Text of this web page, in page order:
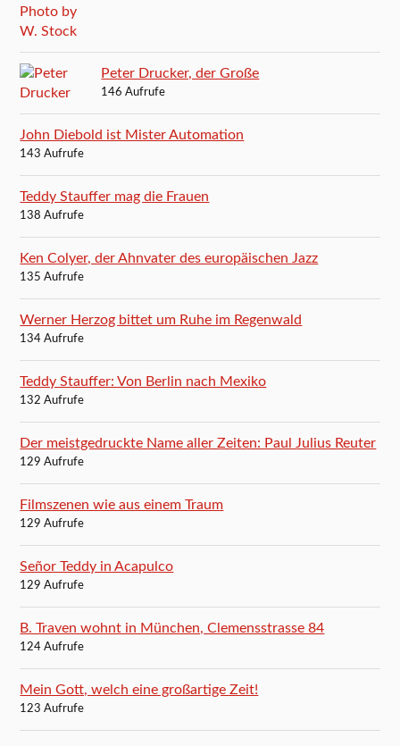
Peter Drucker, der Große
146 Aufrufe
John Diebold ist Mister Automation
143 Aufrufe
Teddy Stauffer mag die Frauen
138 Aufrufe
Ken Colyer, der Ahnvater des europäischen Jazz
135 Aufrufe
Werner Herzog bittet um Ruhe im Regenwald
134 Aufrufe
Teddy Stauffer: Von Berlin nach Mexiko
132 Aufrufe
Der meistgedruckte Name aller Zeiten: Paul Julius Reuter
129 Aufrufe
Filmszenen wie aus einem Traum
129 Aufrufe
Señor Teddy in Acapulco
129 Aufrufe
B. Traven wohnt in München, Clemensstrasse 84
124 Aufrufe
Mein Gott, welch eine großartige Zeit!
123 Aufrufe